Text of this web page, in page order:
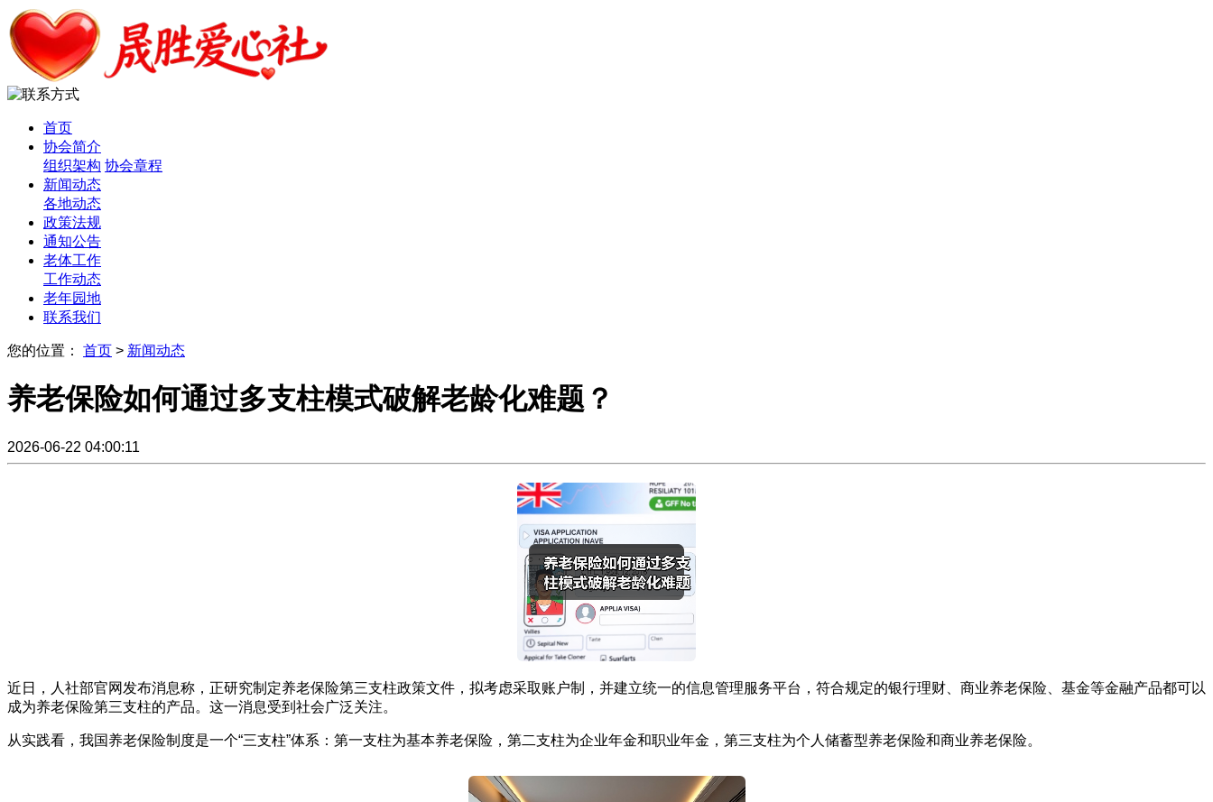
首页
协会简介
组织架构 协会章程
新闻动态
各地动态
政策法规
通知公告
老体工作
工作动态
老年园地
联系我们
您的位置： 首页 > 新闻动态
养老保险如何通过多支柱模式破解老龄化难题？
2026-06-22 04:00:11
近日，人社部官网发布消息称，正研究制定养老保险第三支柱政策文件，拟考虑采取账户制，并建立统一的信息管理服务平台，符合规定的银行理财、商业养老保险、基金等金融产品都可以
成为养老保险第三支柱的产品。这一消息受到社会广泛关注。
从实践看，我国养老保险制度是一个“三支柱”体系：第一支柱为基本养老保险，第二支柱为企业年金和职业年金，第三支柱为个人储蓄型养老保险和商业养老保险。